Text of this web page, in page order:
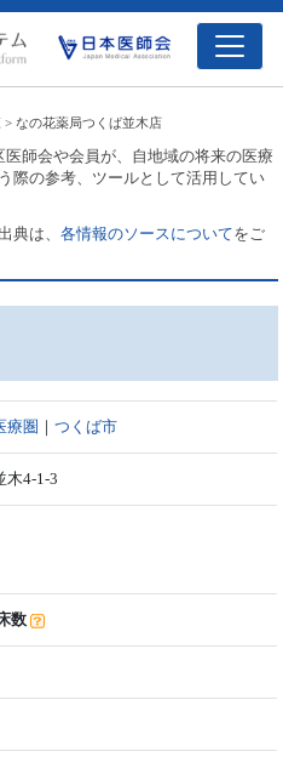
> なの花薬局つくば並木店
師会や会員が、自地域の将来の医療
際の参考、ツールとして活用してい
典は、各情報のソースについてをご
療圏 ｜つくば市
木4-1-3
数